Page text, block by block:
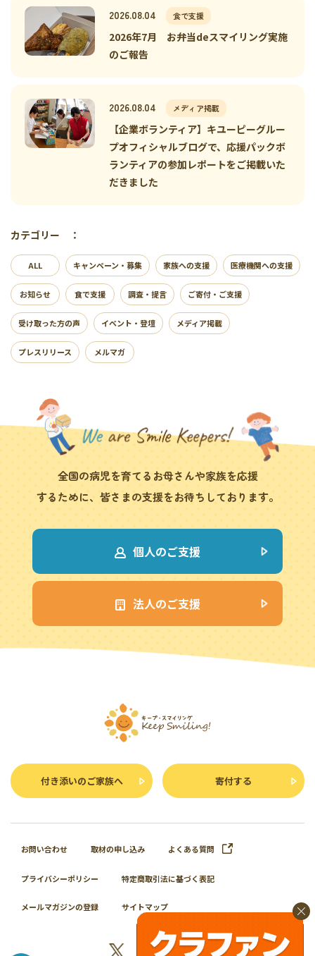
2026.08.04 食で支援
2026年7月 お弁当deスマイリング実施
のご報告
2026.08.04 メディア掲載
【企業ボランティア】キユーピーグルー
プオフィシャルブログで、応援パックボ
ランティアの参加レポートをご掲載いた
だきました
カテゴリー ：
ALL キャンペーン・募集 家族への支援 医療機関への支援
お知らせ 食で支援 調査・提言 ご寄付・ご支援
受け取った方の声 イベント・登壇 メディア掲載
プレスリリース メルマガ
全国の病児を育てるお母さんや家族を応援
するために、皆さまの支援をお待ちしております。
個人のご支援
法人のご支援
付き添いのご家族へ 寄付する
お問い合わせ 取材の申し込み よくある質問
プライバシーポリシー 特定商取引法に基づく表記
メールマガジンの登録 サイトマップ